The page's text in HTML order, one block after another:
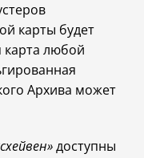
карты будет
карта любой
Архива может
доступны